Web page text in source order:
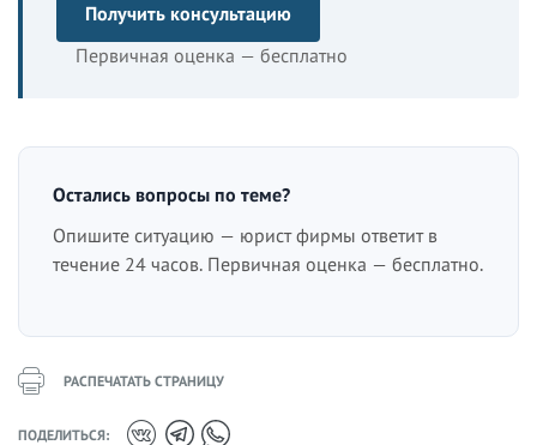
Получить консультацию
Первичная оценка — бесплатно
Остались вопросы по теме?
Опишите ситуацию — юрист фирмы ответит в
течение 24 часов. Первичная оценка — бесплатно.
РАСПЕЧАТАТЬ СТРАНИЦУ
ПОДЕЛИТЬСЯ: